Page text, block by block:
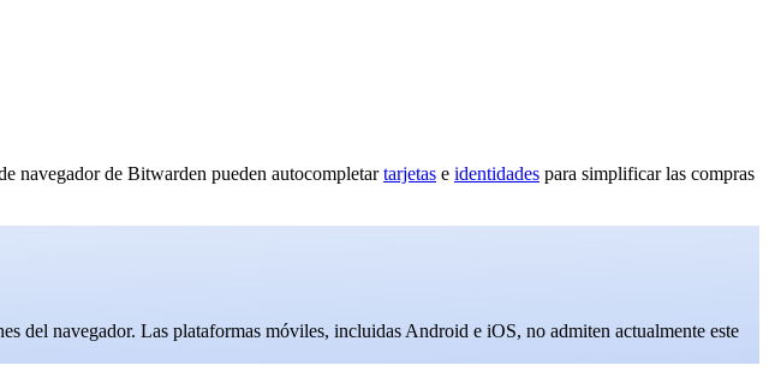
navegador de Bitwarden pueden autocompletartarjetas e identidades para simplificar las compras
del navegador. Las plataformas móviles, incluidas Android e iOS, no admiten actualmente este